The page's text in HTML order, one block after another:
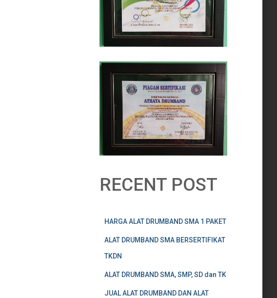
RECENT POST
HARGA ALAT DRUMBAND SMA 1 PAKET
ALAT DRUMBAND SMA BERSERTIFIKAT
TKDN
ALAT DRUMBAND SMA, SMP, SD dan TK
JUAL ALAT DRUMBAND DAN ALAT